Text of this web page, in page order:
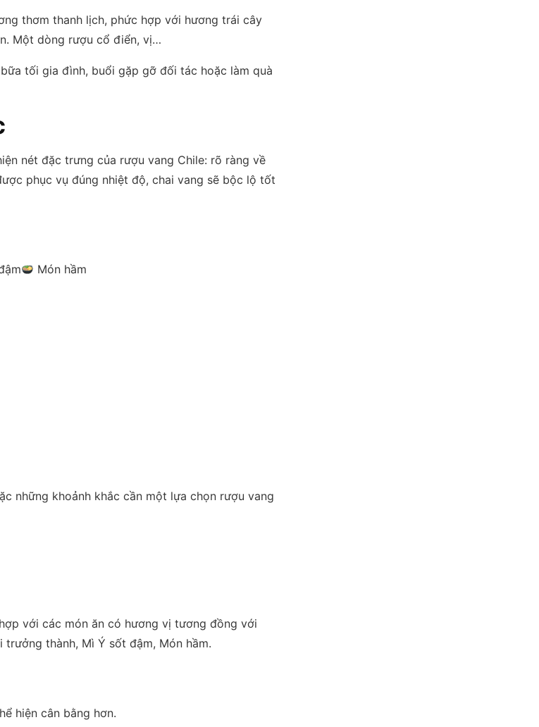
thơm thanh lịch, phức hợp với hương trái cây
Một dòng rượu cổ điển, vị…
tối gia đình, buổi gặp gỡ đối tác hoặc làm quà
nét đặc trưng của rượu vang Chile: rõ ràng về
phục vụ đúng nhiệt độ, chai vang sẽ bộc lộ tốt
Món hầm
những khoảnh khắc cần một lựa chọn rượu vang
với các món ăn có hương vị tương đồng với
thành, Mì Ý sốt đậm, Món hầm.
hiện cân bằng hơn.